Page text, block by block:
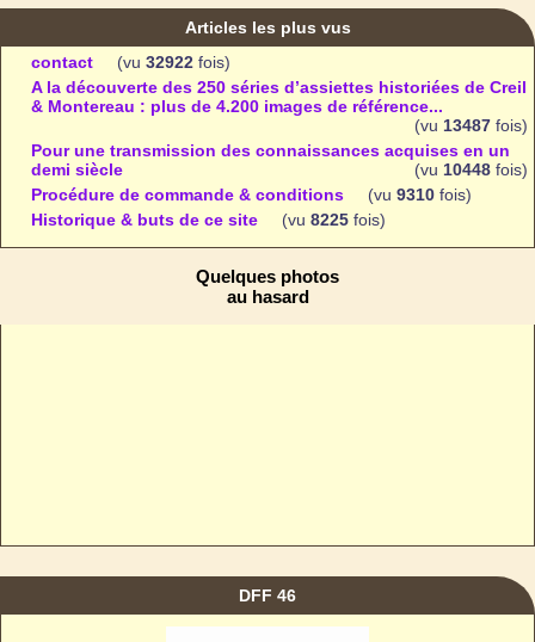
Articles les plus vus
contact
(vu 32922 fois)
A la découverte des 250 séries d’assiettes historiées de Creil
& Montereau : plus de 4.200 images de référence...
(vu 13487 fois)
Pour une transmission des connaissances acquises en un
demi siècle
(vu 10448 fois)
Procédure de commande & conditions
(vu 9310 fois)
Historique & buts de ce site
(vu 8225 fois)
Quelques photos
au hasard
DFF 46